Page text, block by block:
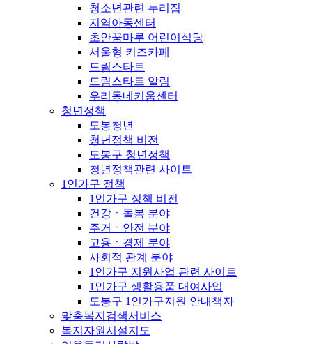
청소년관련 누리집
지역아동센터
초안꿈마루 어린이식당
서울형 키즈카페
드림스타트
드림스타트 알림
우리동네키움센터
청년정책
도봉청년
청년정책 비전
도봉구 청년정책
청년정책관련 사이트
1인가구 정책
1인가구 정책 비전
건강ㆍ돌봄 분야
주거ㆍ안전 분야
고용ㆍ경제 분야
사회적 관계 분야
1인가구 지원사업 관련 사이트
1인가구 생활용품 대여사업
도봉구 1인가구지원 안내책자
맞춤복지검색서비스
복지자원시설지도